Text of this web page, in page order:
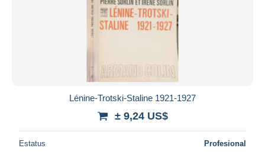
Lénine-Trotski-Staline 1921-1927
± 9,24 US$
Estatus Profesional